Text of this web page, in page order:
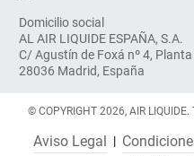
Domicilio social
AL AIR LIQUIDE ESPAÑA, S.A.
C/ Agustín de Foxá nº 4, Planta
28036 Madrid, España
© COPYRIGHT 2026, AIR LIQUIDE.
Aviso Legal